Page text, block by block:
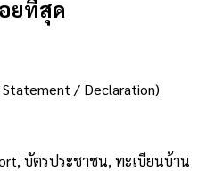
ยที่สุด
Statement / Declaration)
บัตรประชาชน, ทะเบียนบ้าน